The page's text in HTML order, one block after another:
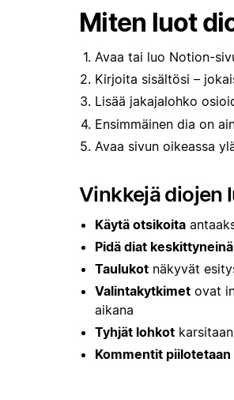
Miten luot
Avaa tai luo Notion-
Kirjoita sisältösi –
Lisää jakajalohko
Ensimmäinen dia on
Avaa sivun oikeassa
Vinkkejä diojen
Käytä otsikoita
Pidä diat keskittyneinä
Taulukot näkyvät
Valintakytkimet ovat
aikana
Tyhjät lohkot
Kommentit piilotetaan